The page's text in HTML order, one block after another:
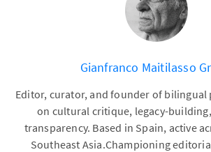
Gianfranco Maitilasso
Editor, curator, and founder of bilingual
on cultural critique, legacy-
transparency. Based in Spain, active
Southeast Asia.Championing